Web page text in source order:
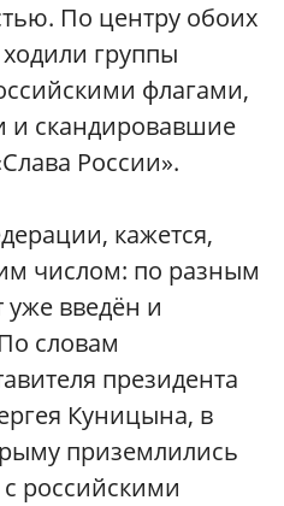
По центру обоих
группы
флагами,
и скандировавшие
России».
кажется,
числом: по разным
введён и
словам
президента
Куницына, в
приземлились
российскими